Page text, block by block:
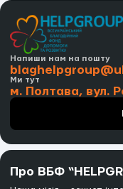
Напиши нам на пошту
Ми тут
м. Полтава, вул.
Про ВБФ